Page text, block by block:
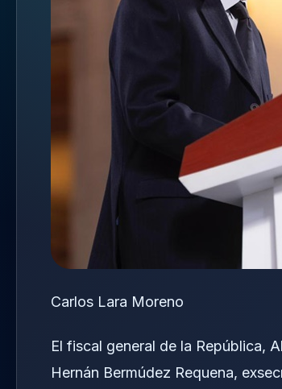
Carlos Lara Moreno
El fiscal general de la República,
Hernán Bermúdez Requena,